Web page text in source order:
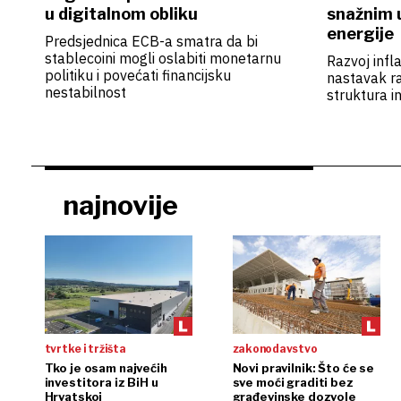
u digitalnom obliku
Predsjednica ECB-a smatra da bi
stablecoini mogli oslabiti monetarnu
politiku i povećati financijsku
nestabilnost
snažnim
energije
Razvoj
nastavak
struktura
najnovije
tvrtke i tržišta
Tko je osam najvećih
investitora iz BiH u
Hrvatskoj
zakonodavstvo
Novi pravilnik: Što će se
sve moći graditi bez
građevinske dozvole